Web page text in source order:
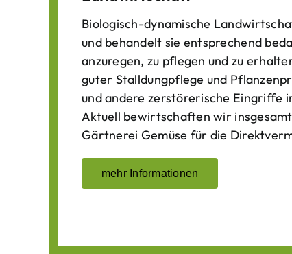
Biologisch-dynamische
und behandelt sie entsprechend
anzuregen, zu pflegen und zu
guter Stalldungpflege und
und andere zerstörerische Eingriffe
Aktuell bewirtschaften wir
Gärtnerei Gemüse für die
mehr Informationen